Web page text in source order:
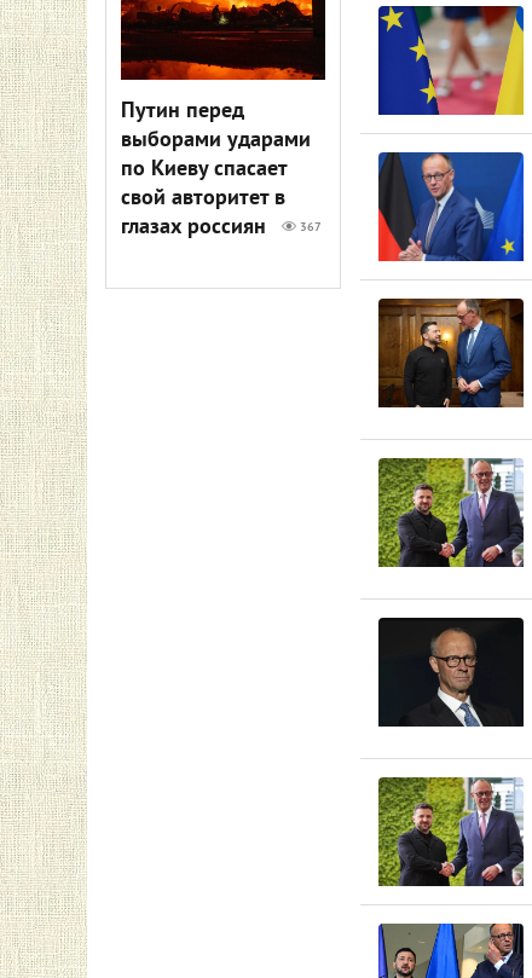
Путин перед
выборами ударами
по Киеву спасает
свой авторитет в
глазах россиян
367